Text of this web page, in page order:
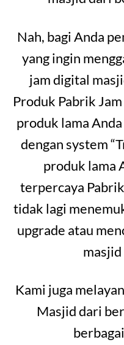
Nah, bagi Anda
yang ingin
jam digital
Produk Pabrik
produk lama
dengan system
produk lama
terpercaya
tidak lagi
upgrade atau
Kami juga
Masjid dari